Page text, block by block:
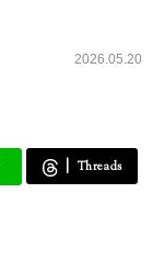
2026.05.20
Threads